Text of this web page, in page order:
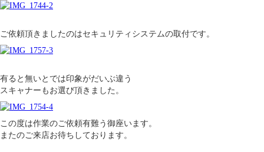
ご依頼頂きましたのはセキュリティシステムの取付です。
有ると無いとでは印象がだいぶ違う
スキャナーもお選び頂きました。
この度は作業のご依頼有難う御座います。
またのご来店お待ちしております。